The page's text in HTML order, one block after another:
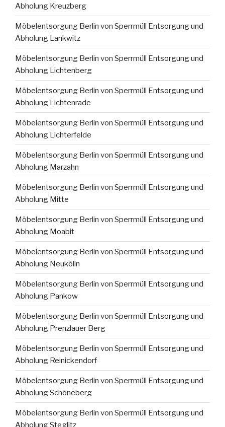
Abholung Kreuzberg
Möbelentsorgung Berlin von Sperrmüll Entsorgung und
Abholung Lankwitz
Möbelentsorgung Berlin von Sperrmüll Entsorgung und
Abholung Lichtenberg
Möbelentsorgung Berlin von Sperrmüll Entsorgung und
Abholung Lichtenrade
Möbelentsorgung Berlin von Sperrmüll Entsorgung und
Abholung Lichterfelde
Möbelentsorgung Berlin von Sperrmüll Entsorgung und
Abholung Marzahn
Möbelentsorgung Berlin von Sperrmüll Entsorgung und
Abholung Mitte
Möbelentsorgung Berlin von Sperrmüll Entsorgung und
Abholung Moabit
Möbelentsorgung Berlin von Sperrmüll Entsorgung und
Abholung Neukölln
Möbelentsorgung Berlin von Sperrmüll Entsorgung und
Abholung Pankow
Möbelentsorgung Berlin von Sperrmüll Entsorgung und
Abholung Prenzlauer Berg
Möbelentsorgung Berlin von Sperrmüll Entsorgung und
Abholung Reinickendorf
Möbelentsorgung Berlin von Sperrmüll Entsorgung und
Abholung Schöneberg
Möbelentsorgung Berlin von Sperrmüll Entsorgung und
Abholung Steglitz